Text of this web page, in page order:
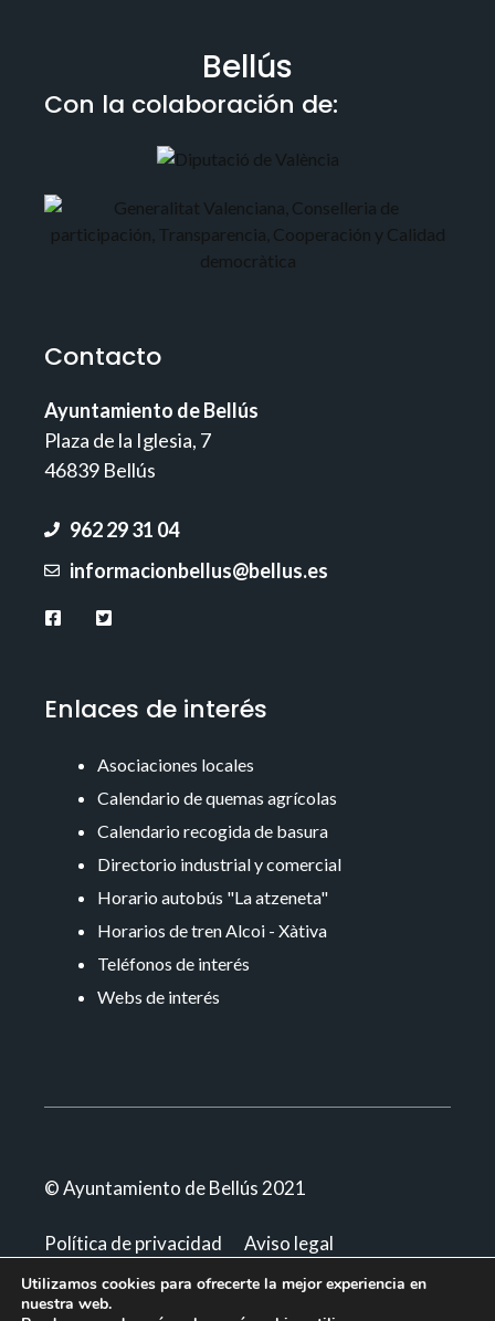
Bellús
Con la colaboración de:
Contacto
Ayuntamiento de Bellús
Plaza de la Iglesia, 7
46839 Bellús
962 29 31 04
informacionbellus@bellus.es
Enlaces de interés
Asociaciones locales
Calendario de quemas agrícolas
Calendario recogida de basura
Directorio industrial y comercial
Horario autobús "La atzeneta"
Horarios de tren Alcoi - Xàtiva
Teléfonos de interés
Webs de interés
© Ayuntamiento de Bellús 2021
Política de privacidad
Aviso legal
Utilizamos cookies para ofrecerte la mejor experiencia en
nuestra web.